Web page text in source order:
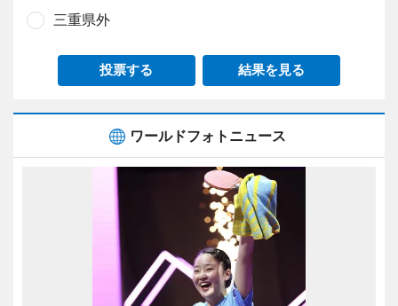
三重県外
投票する 結果を見る
ワールドフォトニュース